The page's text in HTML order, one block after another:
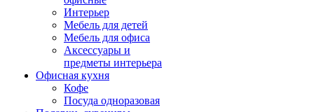
Интерьер
Мебель для детей
Мебель для офиса
Аксессуары и
предметы интерьера
Офисная кухня
Кофе
Посуда одноразовая